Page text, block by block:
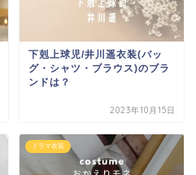
下剋上球児/井川遥衣装(バッ
グ・シャツ・ブラウス)のブラ
ンドは？
2023年10月15日
ドラマ衣装